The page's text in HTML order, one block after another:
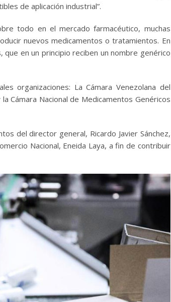
de aplicación industrial”.
todo en el mercado farmacéutico, muchas
nuevos medicamentos o tratamientos. En
en un principio reciben un nombre genérico
organizaciones: La Cámara Venezolana del
Cámara Nacional de Medicamentos Genéricos
del director general, Ricardo Javier Sánchez,
Nacional, Eneida Laya, a fin de contribuir